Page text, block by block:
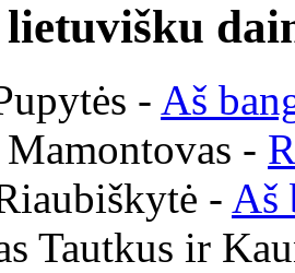
- Aš
-
- Aš
Tautkus ir